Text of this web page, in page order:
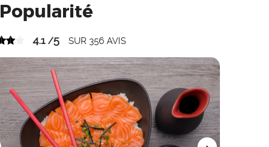
Popularité
4.1 /5 SUR 356 AVIS